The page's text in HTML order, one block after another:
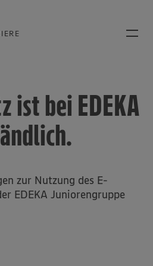
ist bei EDEKA
zur Nutzung des E-
EDEKA Juniorengruppe